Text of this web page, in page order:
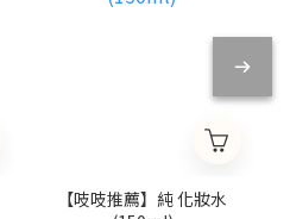
【吱吱推薦】純 化妝水